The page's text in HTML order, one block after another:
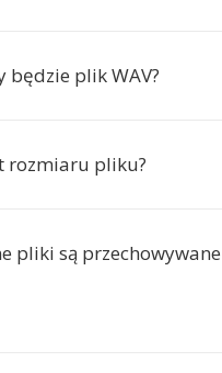
będzie plik WAV?
rozmiaru pliku?
pliki są przechowywane